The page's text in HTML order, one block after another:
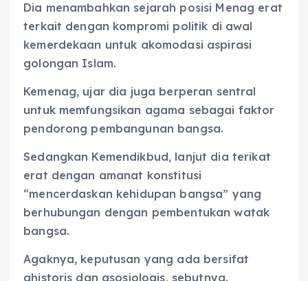
Dia menambahkan sejarah posisi Menag erat
terkait dengan kompromi politik di awal
kemerdekaan untuk akomodasi aspirasi
golongan Islam.
Kemenag, ujar dia juga berperan sentral
untuk memfungsikan agama sebagai faktor
pendorong pembangunan bangsa.
Sedangkan Kemendikbud, lanjut dia terikat
erat dengan amanat konstitusi
“mencerdaskan kehidupan bangsa” yang
berhubungan dengan pembentukan watak
bangsa.
Agaknya, keputusan yang ada bersifat
ahistoris dan asosiologis, sebutnya.